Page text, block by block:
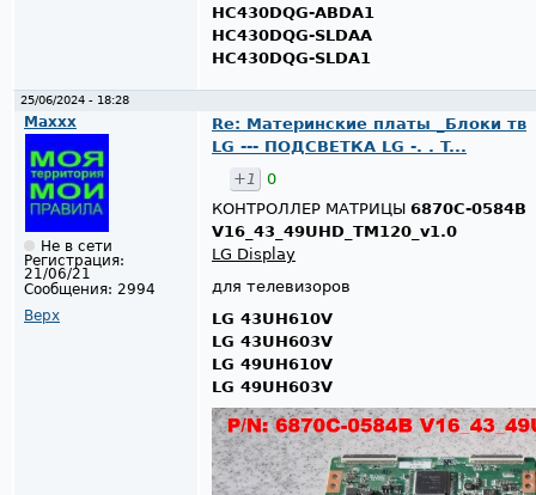
HC430DQG-ABDA1
HC430DQG-SLDAA
HC430DQG-SLDA1
25/06/2024 - 18:28
Maxxx
Не в сети
Регистрация:
21/06/21
Сообщения: 2994
Верх
Re: Материнские платы _Блоки тв
LG --- ПОДСВЕТКА LG -. . T...
+1
0
КОНТРОЛЛЕР МАТРИЦЫ 6870C-0584B
V16_43_49UHD_TM120_v1.0
LG Display
для телевизоров
LG 43UH610V
LG 43UH603V
LG 49UH610V
LG 49UH603V